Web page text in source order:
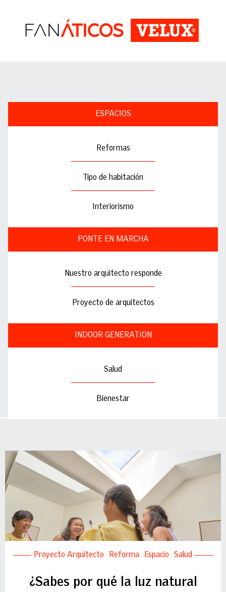
ESPACIOS
Reformas
Tipo de habitación
Interiorismo
PONTE EN MARCHA
Nuestro arquitecto responde
Proyecto de arquitectos
INDOOR GENERATION
Salud
Bienestar
Proyecto Arquitecto Reforma Espacio Salud
¿Sabes por qué la luz natural